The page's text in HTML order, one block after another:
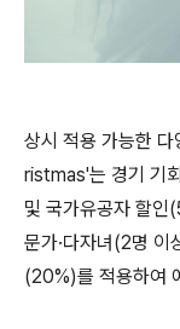
상시 적용 가능한
ristmas'는 경기 기
및 국가유공자 할인
문가·다자녀(2명 이
(20%)를 적용하여